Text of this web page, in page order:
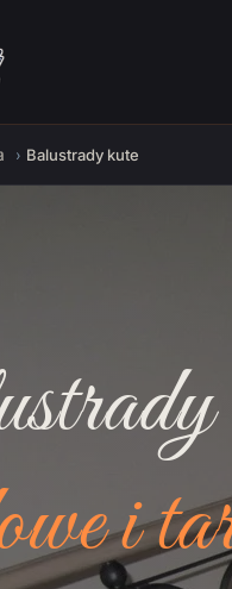
Balustrady kute
i